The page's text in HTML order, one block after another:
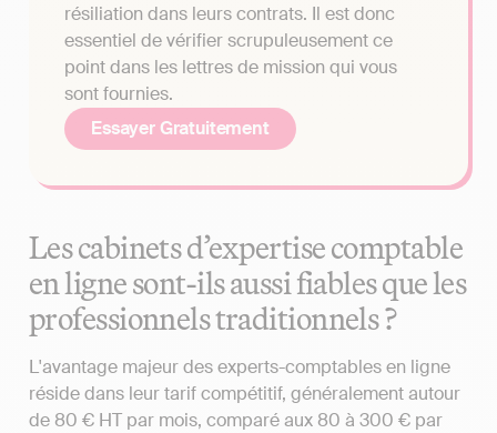
résiliation dans leurs contrats. Il est donc
essentiel de vérifier scrupuleusement ce
point dans les lettres de mission qui vous
sont fournies.
Essayer Gratuitement
Les cabinets d’expertise comptable
en ligne sont-ils aussi fiables que les
professionnels traditionnels ?
L'avantage majeur des experts-comptables en ligne
réside dans leur tarif compétitif, généralement autour
de 80 € HT par mois, comparé aux 80 à 300 € par